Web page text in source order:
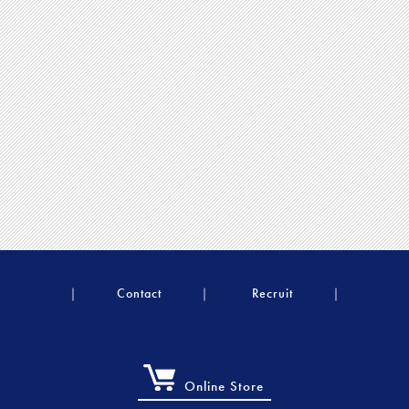
Contact Recruit
Online Store